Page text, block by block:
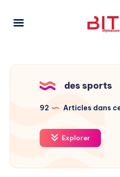
des sports
92 Articles dans
Explorer